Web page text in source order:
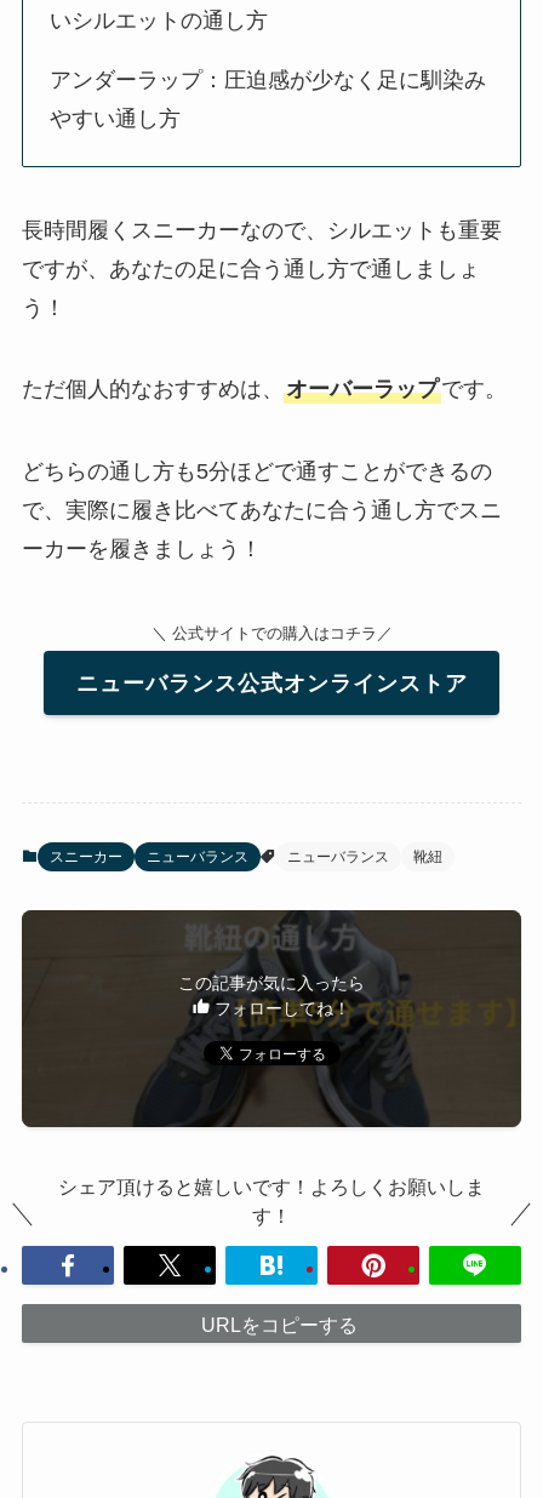
いシルエットの通し方
アンダーラップ：圧迫感が少なく足に馴染み
やすい通し方
長時間履くスニーカーなので、シルエットも重要
ですが、あなたの足に合う通し方で通しましょ
う！
ただ個人的なおすすめは、 オーバーラップです。
どちらの通し方も5分ほどで通すことができるの
で、実際に履き比べてあなたに合う通し方でスニ
ーカーを履きましょう！
＼ 公式サイトでの購入はコチラ／
ニューバランス公式オンラインストア
スニーカー ニューバランス ニューバランス 靴紐
この記事が気に入ったら
フォローしてね！
シェア頂けると嬉しいです！よろしくお願いしま
す！
URLをコピーする